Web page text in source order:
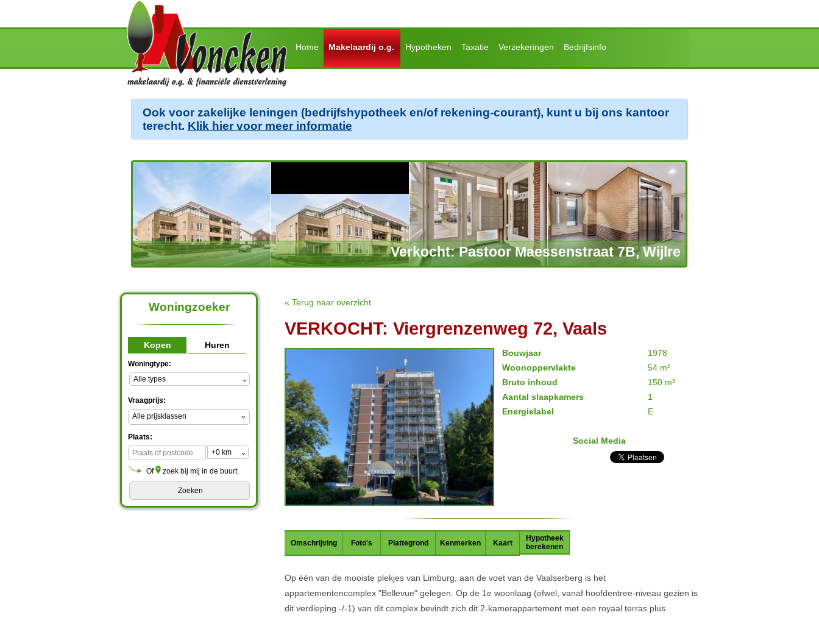
Home Makelaardij o.g. Hypotheken Taxatie Verzekeringen Bedrijfsinfo
Ook voor zakelijke leningen (bedrijfshypotheek en/of rekening-courant), kunt u bij ons kantoor
terecht. Klik hier voor meer informatie
Verkocht: Pastoor Maessenstraat 7B, Wijlre
Woningzoeker
Kopen Huren
Woningtype:
Vraagprijs:
Alle prijsklassen
Plaats:
Of zoek bij mij in de buurt.
« Terug naar overzicht
VERKOCHT: Viergrenzenweg 72, Vaals
Bouwjaar
1978
Woonoppervlakte
54 m²
Bruto inhoud
150 m³
Aantal slaapkamers
1
Energielabel
E
Social Media
Omschrijving Foto's Plattegrond Kenmerken Kaart
Hypotheek
berekenen
Op één van de mooiste plekjes van Limburg, aan de voet van de Vaalserberg is het
appartementencomplex "Bellevue" gelegen. Op de 1e woonlaag (ofwel, vanaf hoofdentree-niveau gezien is
dit verdieping -/-1) van dit complex bevindt zich dit 2-kamerappartement met een royaal terras plus